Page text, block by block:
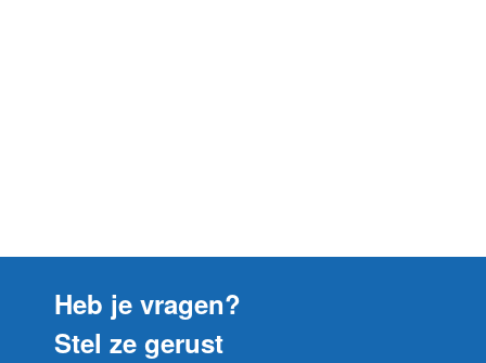
Heb je vragen?
Stel ze gerust